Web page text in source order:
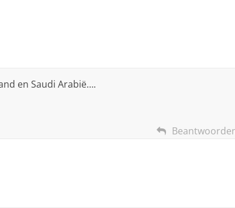
en Saudi Arabië….